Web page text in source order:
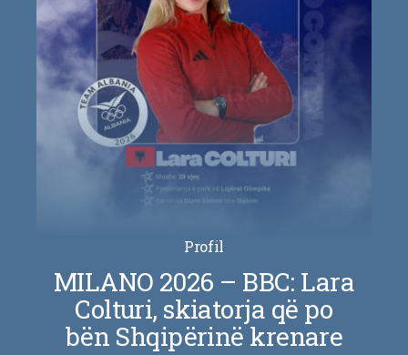
Profil
MILANO 2026 – BBC: Lara
Colturi, skiatorja që po
bën Shqipërinë krenare